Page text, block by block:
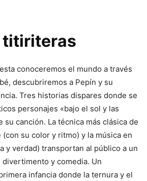
titiriteras
conoceremos el mundo a través
descubriremos a Pepín y su
Tres historias dispares donde se
personajes «bajo el sol y las
su canción. La técnica más clásica de
su color y ritmo) y la música en
y verdad) transportan al público a un
y comedia. Un
infancia donde la ternura y el